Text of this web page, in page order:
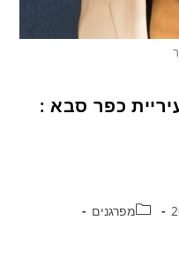
כפר סבא :
מפרגנים